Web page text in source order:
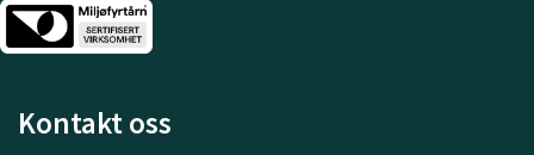
Kontakt oss